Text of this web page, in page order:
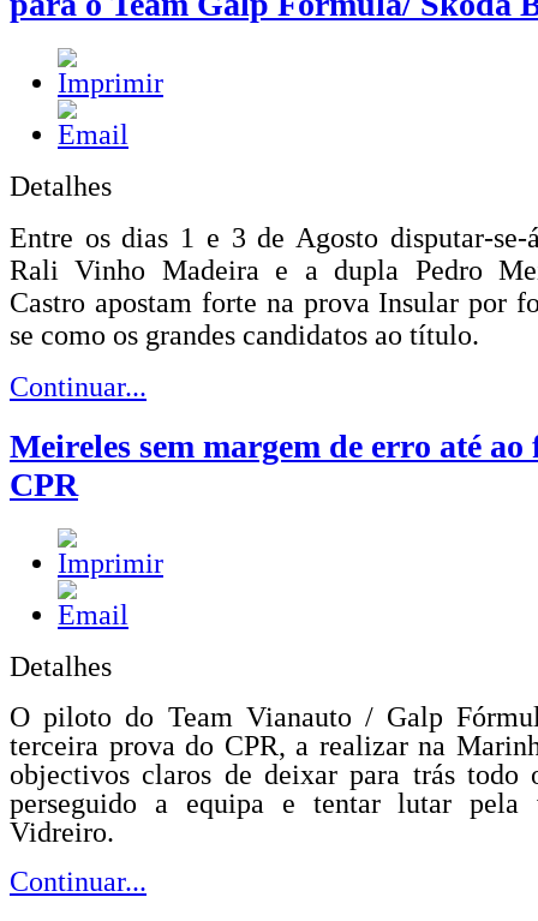
Detalhes
Entre os dias 1 e 3 de Agosto disputar-se-
Rali Vinho Madeira e a dupla Pedro
Castro apostam forte na prova Insular por
se como os grandes candidatos ao título.
Continuar...
Meireles sem margem de erro até
CPR
Detalhes
O piloto do Team Vianauto / Galp
terceira prova do CPR, a realizar na
objectivos claros de deixar para trás todo
perseguido a equipa e tentar lutar
Vidreiro.
Continuar...